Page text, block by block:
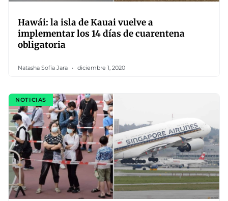
Hawái: la isla de Kauai vuelve a
implementar los 14 días de cuarentena
obligatoria
Natasha Sofía Jara diciembre 1, 2020
NOTICIAS